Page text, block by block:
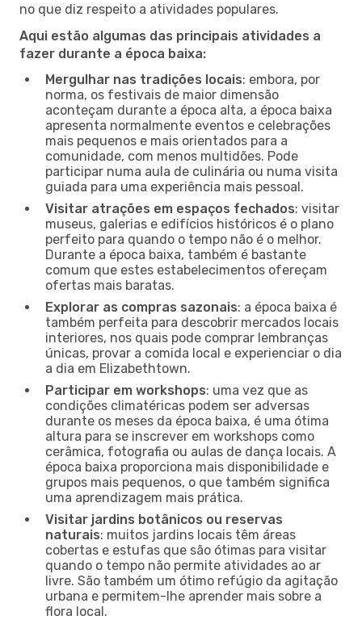
no que diz respeito a atividades populares.
Aqui estão algumas das principais atividades a
fazer durante a época baixa:
Mergulhar nas tradições locais: embora, por
norma, os festivais de maior dimensão
aconteçam durante a época alta, a época baixa
apresenta normalmente eventos e celebrações
mais pequenos e mais orientados para a
comunidade, com menos multidões. Pode
participar numa aula de culinária ou numa visita
guiada para uma experiência mais pessoal.
Visitar atrações em espaços fechados: visitar
museus, galerias e edifícios históricos é o plano
perfeito para quando o tempo não é o melhor.
Durante a época baixa, também é bastante
comum que estes estabelecimentos ofereçam
ofertas mais baratas.
Explorar as compras sazonais: a época baixa é
também perfeita para descobrir mercados locais
interiores, nos quais pode comprar lembranças
únicas, provar a comida local e experienciar o dia
a dia em Elizabethtown.
Participar em workshops: uma vez que as
condições climatéricas podem ser adversas
durante os meses da época baixa, é uma ótima
altura para se inscrever em workshops como
cerâmica, fotografia ou aulas de dança locais. A
época baixa proporciona mais disponibilidade e
grupos mais pequenos, o que também significa
uma aprendizagem mais prática.
Visitar jardins botânicos ou reservas
naturais: muitos jardins locais têm áreas
cobertas e estufas que são ótimas para visitar
quando o tempo não permite atividades ao ar
livre. São também um ótimo refúgio da agitação
urbana e permitem-lhe aprender mais sobre a
flora local.